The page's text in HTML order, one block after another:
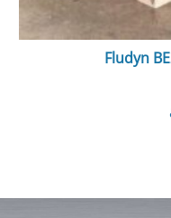
Fludyn